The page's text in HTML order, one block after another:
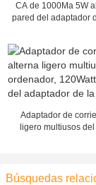
CA de 1000Ma 5W
pared del adaptador
Adaptador de
ligero multiusos
Búsquedas